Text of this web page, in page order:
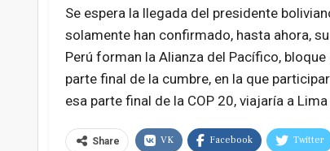
Se espera la llegada del presidente
solamente han confirmado, hasta ahora,
Perú forman la Alianza del Pacífico,
parte final de la cumbre, en la que
esa parte final de la COP 20, viajaría a
Share VK Facebook Twitter